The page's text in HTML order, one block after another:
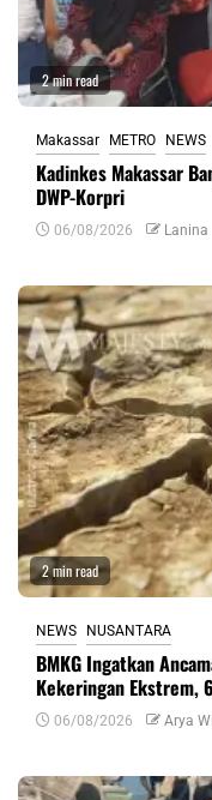
2 min read
Makassar METRO NEWS
Kadinkes Makassar
DWP-Korpri
06/08/2026 Lanina
2 min read
NEWS NUSANTARA
BMKG Ingatkan
Kekeringan Ekstrem,
06/08/2026 Arya